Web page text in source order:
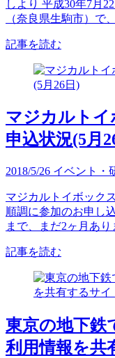
しより 平成30年7月
（奈良県生駒市）で
記事を読む
マジカルトイ
申込状況(5月
2018/5/26 イベント・
マジカルトイボック
順調に参加のお申し
まで、まだ2ヶ月あり
記事を読む
東京の地下鉄
利用情報を共